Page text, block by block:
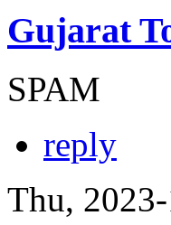
Gujarat
SPAM
reply
Thu,